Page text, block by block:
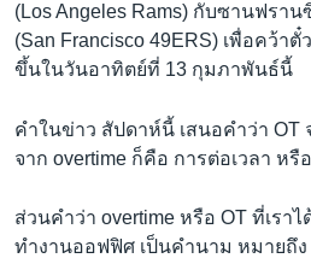
(Los Angeles Rams) กับซานฟรา
(San Francisco 49ERS) เพื่อคว้า
ขึ้นในวันอาทิตย์ที่ 13 กุมภาพันธ์นี้
คำในข่าว สัปดาห์นี้ เสนอคำว่า OT
จาก overtime ก็คือ การต่อเวลา หรื
ส่วนคำว่า overtime หรือ OT ที่เร
ทำงานออฟฟิศ เป็นคำนาม หมายถึง